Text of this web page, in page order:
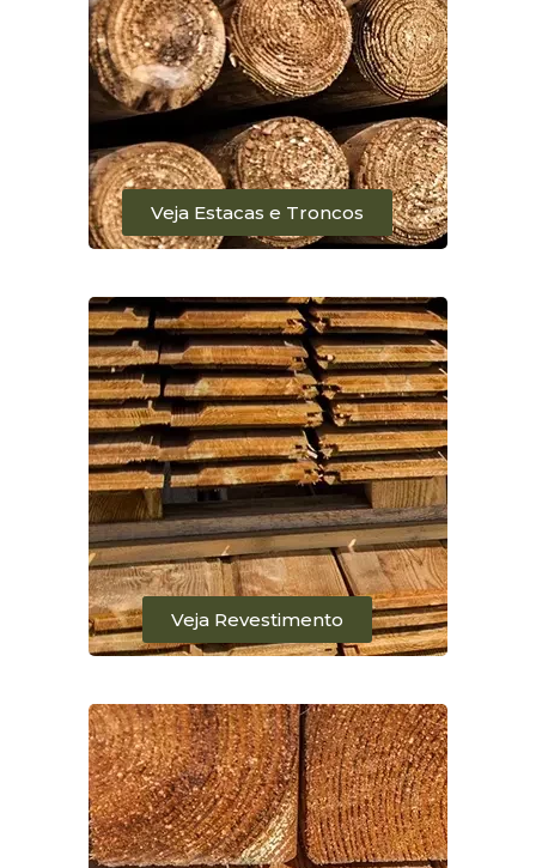
Veja Estacas e Troncos
Veja Revestimento